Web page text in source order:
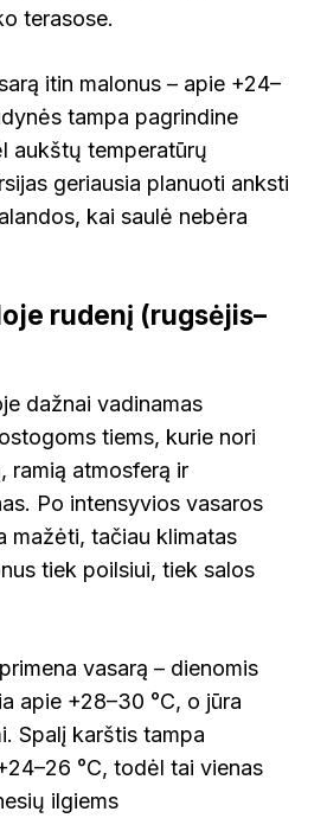
terasose.
itin malonus – apie +24–
tampa pagrindine
aukštų temperatūrų
geriausia planuoti anksti
kai saulė nebėra
rudenį (rugsėjis–
dažnai vadinamas
tiems, kurie nori
ramią atmosferą ir
Po intensyvios vasaros
mažėti, tačiau klimatas
tiek poilsiui, tiek salos
vasarą – dienomis
apie +28–30 °C, o jūra
Spalį karštis tampa
°C, todėl tai vienas
ilgiems